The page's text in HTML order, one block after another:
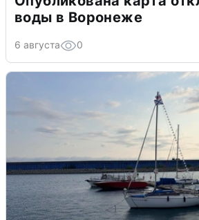
воды в Воронеже
6 августа 0